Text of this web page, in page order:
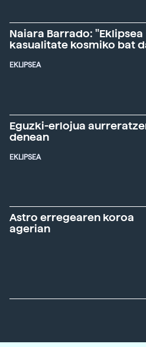
Naiara Barrado: "Eklipsea
kasualitate kosmiko bat
EKLIPSEA
Eguzki-erlojua
denean
EKLIPSEA
Astro erregearen koroa
agerian